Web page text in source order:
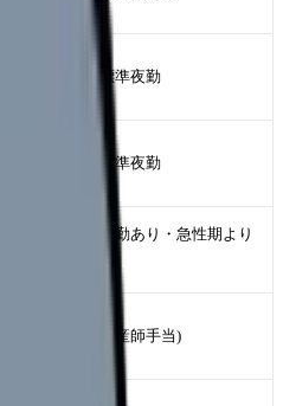
標準夜勤
標準夜勤
夜勤あり・急性期より
助産師手当)